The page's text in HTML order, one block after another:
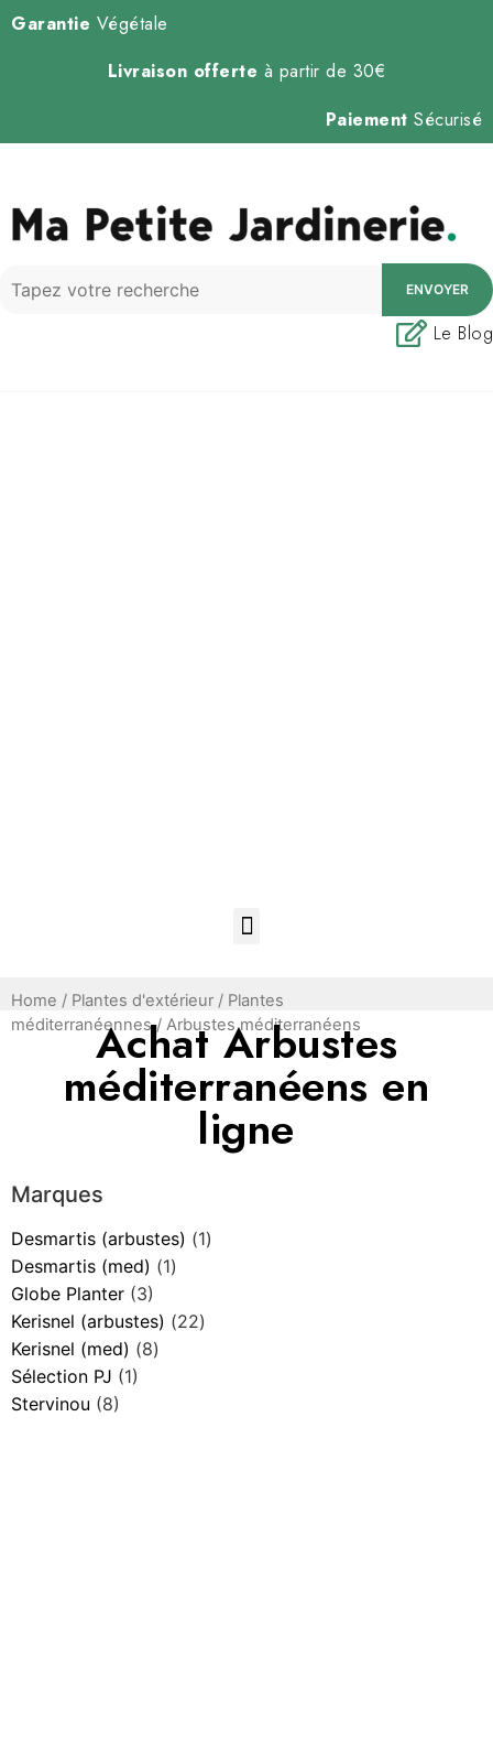
Garantie Végétale
Livraison offerte à partir de 30€
Paiement Sécurisé
ENVOYER
Le Blog
Home / Plantes d'extérieur / Plantes
méditerranéennes/ Arbustes méditerranéens
Achat Arbustes
méditerranéens en
ligne
Marques
Desmartis (arbustes) (1)
Desmartis (med) (1)
Globe Planter (3)
Kerisnel (arbustes) (22)
Kerisnel (med) (8)
Sélection PJ (1)
Stervinou (8)